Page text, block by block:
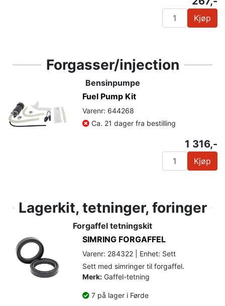
Kjøp
Forgasser/injection
Bensinpumpe
Fuel Pump Kit
Varenr: 644268
Ca. 21 dager fra bestilling
1 316,-
Kjøp
Lagerkit, tetninger, foringer
Forgaffel tetningskit
SIMRING FORGAFFEL
Varenr: 284322 | Enhet: Sett
Sett med simringer til forgaffel.
Merk: Gaffel-tetning
7 på lager i Førde